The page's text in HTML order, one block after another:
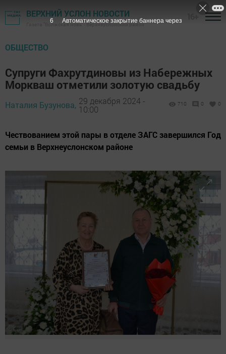
ВЕРХНИЙ УСЛОН НОВОСТИ
Газета "Волжская новь" - Верхнеуслонский район
ОБЩЕСТВО
Супруги Фахрутдиновы из Набережных
Моркваш отметили золотую свадьбу
Наталия Бузунова, 29 декабря 2024 -
10:00
710 0 0
Чествованием этой пары в отделе ЗАГС завершился Год
семьи в Верхнеуслонском районе
4 Автоматическое закрытие баннера через